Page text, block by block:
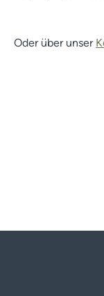
Oder über unser